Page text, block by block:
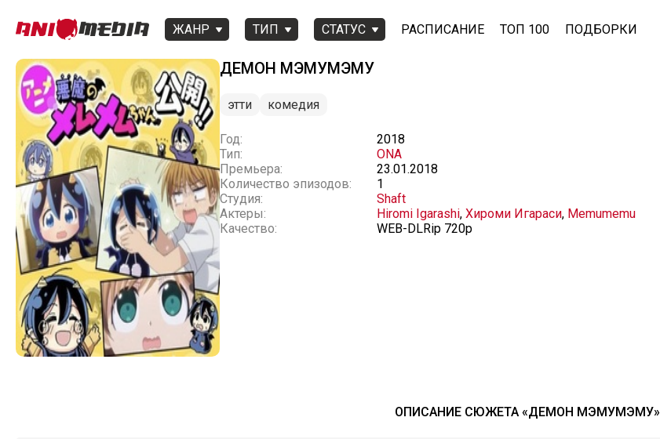
ЖАНР ТИП СТАТУС РАСПИСАНИЕ ТОП 100 ПОДБОРКИ
ДЕМОН МЭМУМЭМУ
этти комедия
Год:
2018
Тип:
ONA
Премьера:
23.01.2018
Количество эпизодов:
1
Студия:
Shaft
Актеры:
Hiromi Igarashi, Хироми Игараси, Memumemu
Качество:
WEB-DLRip 720p
ОПИСАНИЕ СЮЖЕТА «ДЕМОН МЭМУМЭМУ»